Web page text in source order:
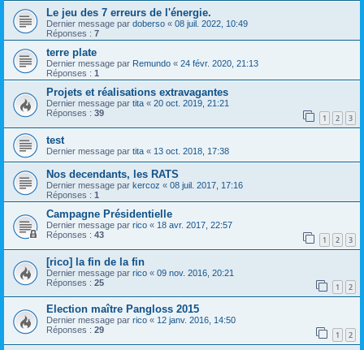
Le jeu des 7 erreurs de l'énergie.
Dernier message par doberso « 08 juil. 2022, 10:49
Réponses : 7
terre plate
Dernier message par Remundo « 24 févr. 2020, 21:13
Réponses : 1
Projets et réalisations extravagantes
Dernier message par tita « 20 oct. 2019, 21:21
Réponses : 39 1 2 3
test
Dernier message par tita « 13 oct. 2018, 17:38
Nos decendants, les RATS
Dernier message par kercoz « 08 juil. 2017, 17:16
Réponses : 1
Campagne Présidentielle
Dernier message par rico « 18 avr. 2017, 22:57
Réponses : 43 1 2 3
[rico] la fin de la fin
Dernier message par rico « 09 nov. 2016, 20:21
Réponses : 25 1 2
Election maître Pangloss 2015
Dernier message par rico « 12 janv. 2016, 14:50
Réponses : 29 1 2